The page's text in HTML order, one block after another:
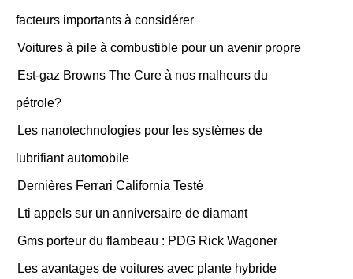
facteurs importants à considérer
Voitures à pile à combustible pour un avenir propre
Est-gaz Browns The Cure à nos malheurs du
pétrole?
Les nanotechnologies pour les systèmes de
lubrifiant automobile
Dernières Ferrari California Testé
Lti appels sur un anniversaire de diamant
Gms porteur du flambeau : PDG Rick Wagoner
Les avantages de voitures avec plante hybride